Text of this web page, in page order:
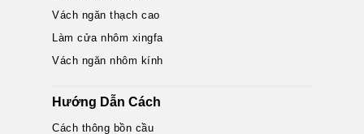
Vách ngăn thạch cao
Làm cửa nhôm xingfa
Vách ngăn nhôm kính
Hướng Dẫn Cách
Cách thông bồn cầu